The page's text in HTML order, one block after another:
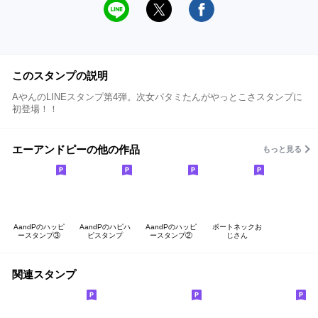
このスタンプの説明
AやんのLINEスタンプ第4弾。次女パタミたんがやっとこさスタンプに
初登場！！
エーアンドピーの他の作品 もっと見る
AandPのハッピ
ースタンプ③
AandPのハピハ
ピスタンプ
AandPのハッピ
ースタンプ②
ボートネックお
じさん
関連スタンプ